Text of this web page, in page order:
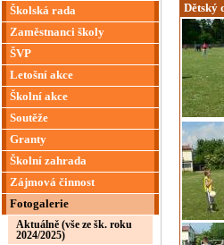
Školská rada
Zaměstnanci školy
ŠVP
Letošní akce
Školní akce
Soutěže
Granty
Školní zahrada
Zájmová činnost
Fotogalerie
Aktuálně (vše ze šk. roku
2024/2025)
Dětský